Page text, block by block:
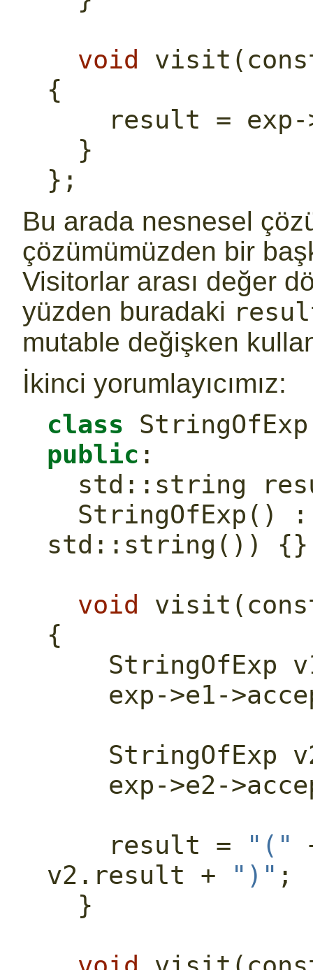
void
visit(
{
result =
  }
};
Bu arada nesnesel
çözümümüzden bir
Visitorlar arası değer
yüzden buradaki
mutable değişken
İkinci yorumlayıcımız:
class
public :
std:: string
StringOfExp()
std:: string()) {}
void
visit(
{
StringOfExp
exp->e1-
StringOfExp
exp->e2-
    result =
"("
v2.result +
")" ;
  }